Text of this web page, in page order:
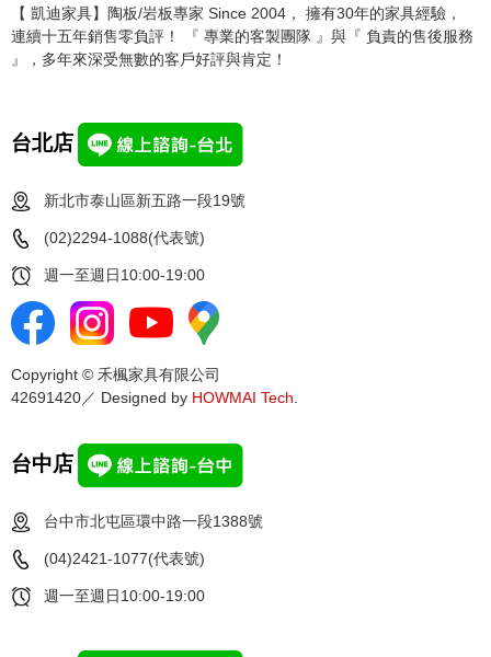
【 凱迪家具】陶板/岩板專家 Since 2004， 擁有30年的家具經驗，
連續十五年銷售零負評！ 『 專業的客製團隊 』與『 負責的售後服務
』，多年來深受無數的客戶好評與肯定！
台北店
新北市泰山區新五路一段19號
(02)2294-1088(代表號)
週一至週日10:00-19:00
Copyright © 禾楓家具有限公司
42691420／ Designed by HOWMAI Tech
台中店
台中市北屯區環中路一段1388號
(04)2421-1077(代表號)
週一至週日10:00-19:00